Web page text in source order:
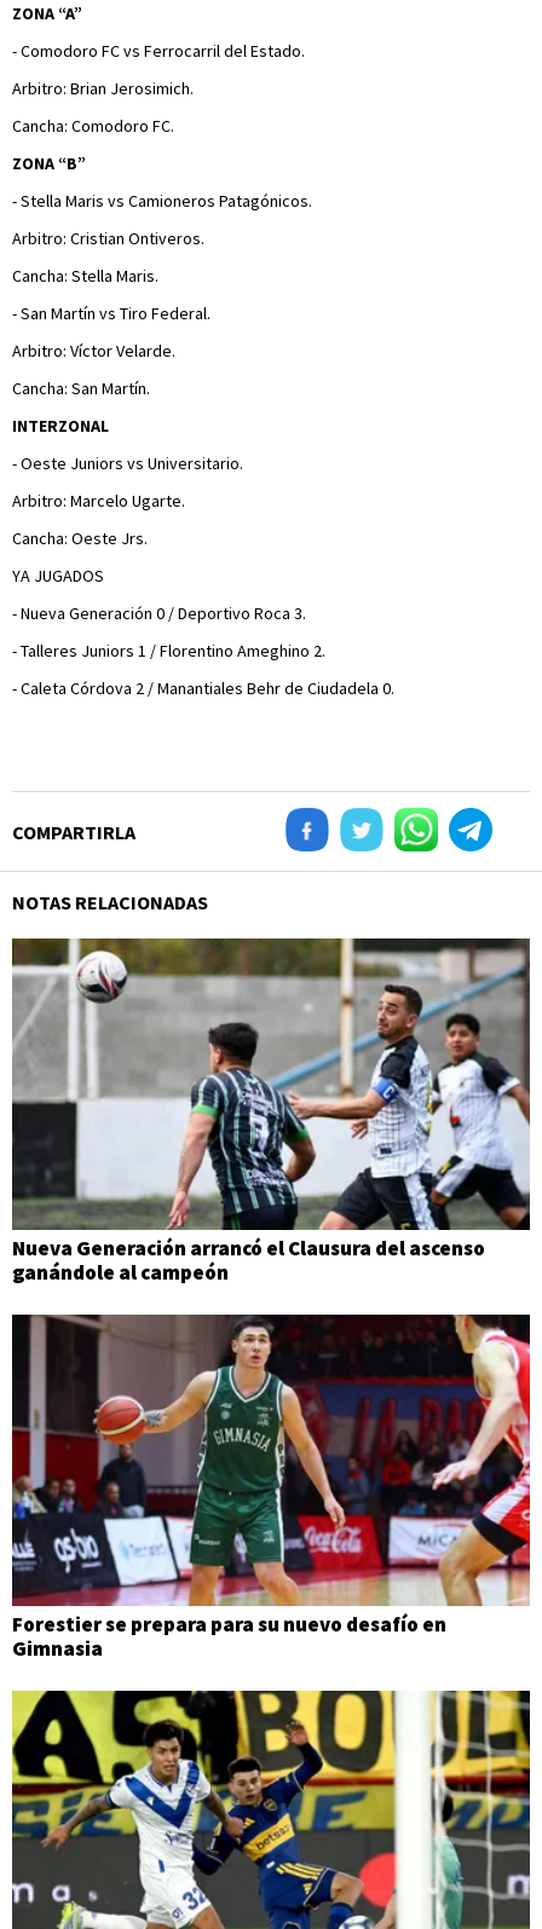
ZONA “A”
- Comodoro FC vs Ferrocarril del Estado.
Arbitro: Brian Jerosimich.
Cancha: Comodoro FC.
ZONA “B”
- Stella Maris vs Camioneros Patagónicos.
Arbitro: Cristian Ontiveros.
Cancha: Stella Maris.
- San Martín vs Tiro Federal.
Arbitro: Víctor Velarde.
Cancha: San Martín.
INTERZONAL
- Oeste Juniors vs Universitario.
Arbitro: Marcelo Ugarte.
Cancha: Oeste Jrs.
YA JUGADOS
- Nueva Generación 0 / Deportivo Roca 3.
- Talleres Juniors 1 / Florentino Ameghino 2.
- Caleta Córdova 2 / Manantiales Behr de Ciudadela 0.
COMPARTIRLA
NOTAS RELACIONADAS
Nueva Generación arrancó el Clausura del ascenso
ganándole al campeón
Forestier se prepara para su nuevo desafío en
Gimnasia